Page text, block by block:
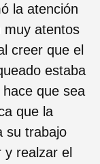
la atención
muy atentos
creer que el
estaba
que sea
que la
su trabajo
realzar el